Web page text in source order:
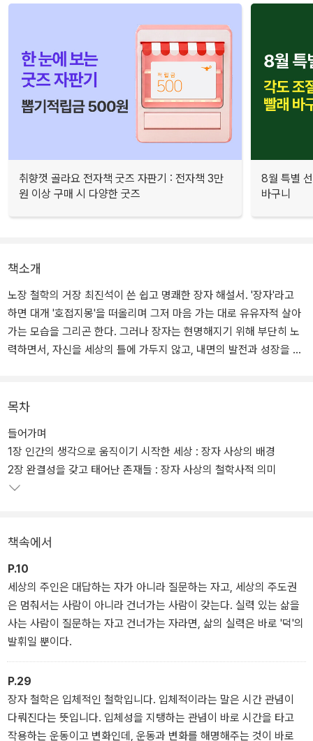
취향껏 골라요 전자책 굿즈 자판기 : 전자책 3만
원 이상 구매 시 다양한 굿즈
8월 특별
바구니
책소개
노장 철학의 거장 최진석이 쓴 쉽고 명쾌한 장자 해설서. '장자'라고
하면 대개 '호접지몽'을 떠올리며 그저 마음 가는 대로 유유자적 살아
가는 모습을 그리곤 한다. 그러나 장자는 현명해지기 위해 부단히 노
력하면서, 자신을 세상의 틀에 가두지 않고, 내면의 발전과 성장을 이
두께와 시선의 높이를 자세히 들여다본다. 세상의 굴레, 정해진 마음
대를 사는 우리에게 꼭 필요한 조언으로 다가온다.
목차
들어가며
1장 인간의 생각으로 움직이기 시작한 세상 : 장자 사상의 배경
2장 완결성을 갖고 태어난 존재들 : 장자 사상의 철학사적 의미
책속에서
P.10
세상의 주인은 대답하는 자가 아니라 질문하는 자고, 세상의 주도권
은 멈춰서는 사람이 아니라 건너가는 사람이 갖는다. 실력 있는 삶을
사는 사람이 질문하는 자고 건너가는 자라면, 삶의 실력은 바로 '덕'의
발휘일 뿐이다.
P.29
장자 철학은 입체적인 철학입니다. 입체적이라는 말은 시간 관념이
다뤄진다는 뜻입니다. 입체성을 지탱하는 관념이 바로 시간을 타고
작용하는 운동이고 변화인데, 운동과 변화를 해명해주는 것이 바로